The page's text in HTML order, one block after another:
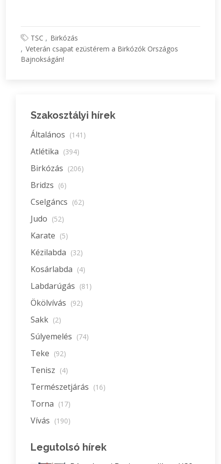
TSC
Birkózás
Veterán csapat ezüstérem a Birkózók Országos
Bajnokságán!
Szakosztályi hírek
Általános (141)
Atlétika (394)
Birkózás (206)
Bridzs (6)
Cselgáncs (62)
Judo (52)
Karate (5)
Kézilabda (32)
Kosárlabda (4)
Labdarúgás (81)
Ökölvívás (92)
Sakk (2)
Súlyemelés (74)
Teke (92)
Tenisz (4)
Természetjárás (16)
Torna (17)
Vívás (190)
Legutolsó hírek